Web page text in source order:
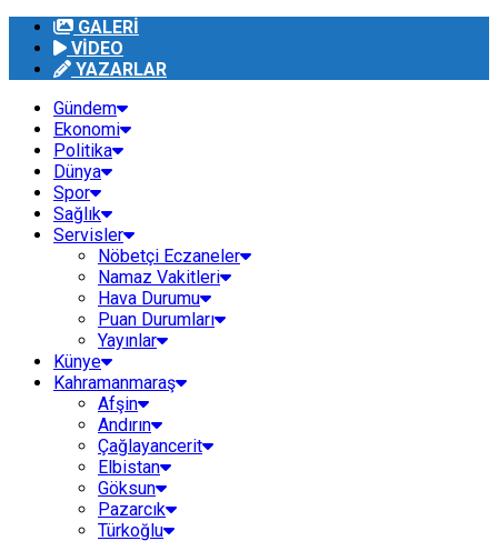
GALERİ
VİDEO
YAZARLAR
Gündem
Ekonomi
Politika
Dünya
Spor
Sağlık
Servisler
Nöbetçi Eczaneler
Namaz Vakitleri
Hava Durumu
Puan Durumları
Yayınlar
Künye
Kahramanmaraş
Afşin
Andırın
Çağlayancerit
Elbistan
Göksun
Pazarcık
Türkoğlu